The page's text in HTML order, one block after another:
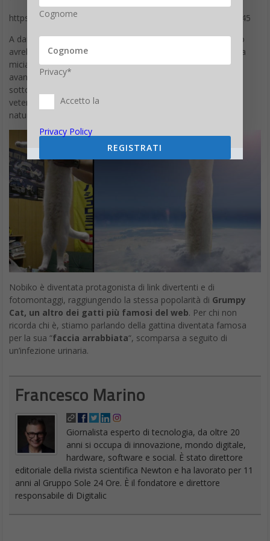
https://twitter.com/aerosubaru/status/1307553093681209345
A dare la notizia il proprietario della gatta su Twitter. L’uomo
avrebbe trovato Nobiko con difficoltà respiratorie in casa. La
micia è stata subito portata dal veterinario, ma, vista l’età
avanzata e le cattive condizioni di salute, si è ritenuto di non
sottoporlo a ulteriori esami. Nobiko, arrivata alla clinica
veterinaria verso mezzogiorno, è poi deceduta per cause
naturali quattro ore dopo.
Nobiko è diventata protagonista di link divertenti e di
fotomontaggi, raggiungendo la stessa popolarità di Grumpy
Cat, un altro dei gatti più famosi del web. Per chi non
ricorda chi è, stiamo parlando della gattina diventata famosa
per la sua “faccia arrabbiata“, scomparsa a seguito di
un’infezione urinaria.
Francesco Marino
Giornalista esperto di tecnologia, da oltre 20
anni si occupa di innovazione, mondo digitale,
hardware, software e social. È stato direttore
editoriale della rivista scientifica Newton e ha lavorato per 11
anni al Gruppo Sole 24 Ore. È il fondatore e direttore
responsabile di Digitalic
Cognome
Privacy*
Accetto la
Privacy Policy
REGISTRATI